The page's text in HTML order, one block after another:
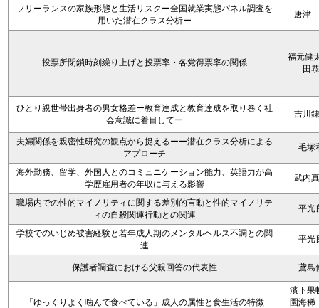
フリーランスの家族形態と生活リスクー全国就業実態パネル調査を
用いた潜在クラス分析ー
唐津
投票所閉鎖時刻繰り上げと投票率・各党得票率の関係
福元健
田
ひとり親世帯出身者の男女格差ー教育達成と教育達成を取り巻く社
会意識に着目してー
吉川
夫婦関係を親密性研究の観点から捉えるーー潜在クラス分析による
アプローチ
毛塚
海外勤務、留学、外国人とのコミュニケーション能力、英語力が高
学歴雇用者の年収に与える影響
武内
職場内での性的マイノリティに関する差別的言動と性的マイノリテ
ィの自殺関連行動との関連
平光
学校でのいじめ被害経験と若年成人期のメンタルヘルス不調との関
連
平光
保護者調査における父親回答の代表性 鳶島
「ゆっくりよく噛んで食べている」成人の属性と食生活の特徴
濱下果
園海稀